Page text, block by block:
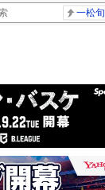
一松旬